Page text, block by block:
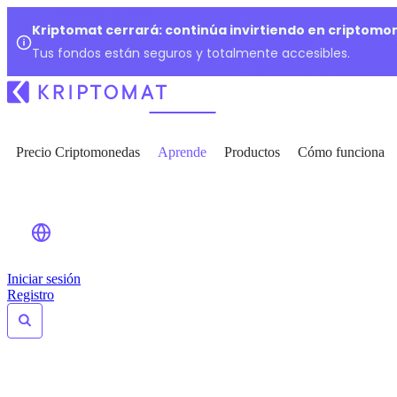
Kriptomat cerrará: continúa invirtiendo en
Tus fondos están seguros y totalmente accesibles.
Precio Criptomonedas Aprende Productos Cómo funciona
Iniciar sesión
Registro